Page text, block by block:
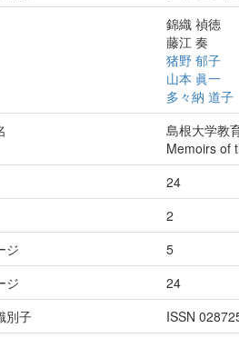
錦織 禎徳
藤江 奏
猪野 郁子
山本 眞一
多々納 道子
島根大学教
Memoirs of
24
2
ジ
5
ジ
24
別子
ISSN